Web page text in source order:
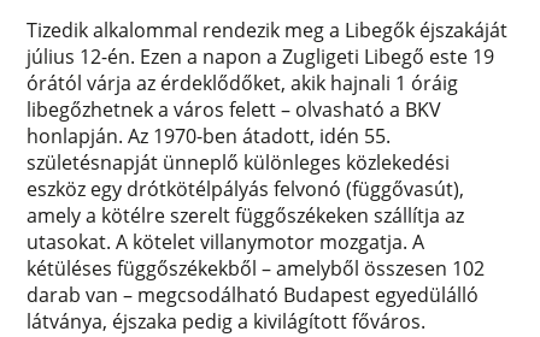
Tizedik alkalommal rendezik meg a Libegők éjszakáját
július 12-én. Ezen a napon a Zugligeti Libegő este 19
órától várja az érdeklődőket, akik hajnali 1 óráig
libegőzhetnek a város felett – olvasható a BKV
honlapján. Az 1970-ben átadott, idén 55.
születésnapját ünneplő különleges közlekedési
eszköz egy drótkötélpályás felvonó (függővasút),
amely a kötélre szerelt függőszékeken szállítja az
utasokat. A kötelet villanymotor mozgatja. A
kétüléses függőszékekből – amelyből összesen 102
darab van – megcsodálható Budapest egyedülálló
látványa, éjszaka pedig a kivilágított főváros.